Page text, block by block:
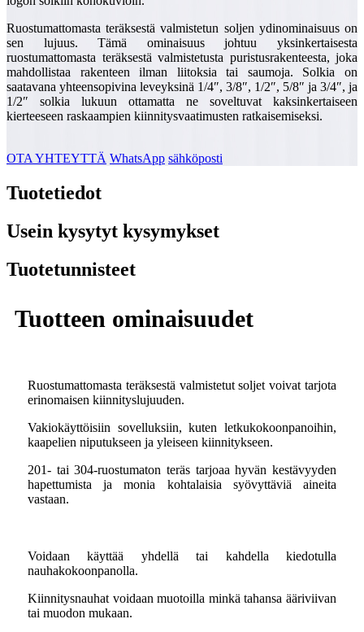
Ruostumattomasta teräksestä valmistetun soljen ydinominaisuus on
sen lujuus. Tämä ominaisuus johtuu yksinkertaisesta
ruostumattomasta teräksestä valmistetusta puristusrakenteesta, joka
mahdollistaa rakenteen ilman liitoksia tai saumoja. Solkia on
saatavana yhteensopivina leveyksinä 1/4″, 3/8″, 1/2″, 5/8″ ja 3/4″, ja
1/2″ solkia lukuun ottamatta ne soveltuvat kaksinkertaiseen
kierteeseen raskaampien kiinnitysvaatimusten ratkaisemiseksi.
OTA YHTEYTTÄ WhatsApp sähköposti
Tuotetiedot
Usein kysytyt kysymykset
Tuotetunnisteet
Tuotteen ominaisuudet
Ruostumattomasta teräksestä valmistetut soljet voivat tarjota
erinomaisen kiinnityslujuuden.
Vakiokäyttöisiin sovelluksiin, kuten letkukokoonpanoihin,
kaapelien niputukseen ja yleiseen kiinnitykseen.
201- tai 304-ruostumaton teräs tarjoaa hyvän kestävyyden
hapettumista ja monia kohtalaisia ​​syövyttäviä aineita
vastaan.
Voidaan käyttää yhdellä tai kahdella kiedotulla
nauhakokoonpanolla.
Kiinnitysnauhat voidaan muotoilla minkä tahansa ääriviivan
tai muodon mukaan.